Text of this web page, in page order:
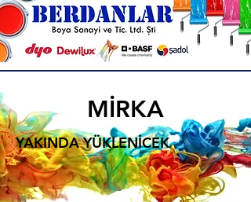
MİRKA
YAKINDA YÜKLENİCEK